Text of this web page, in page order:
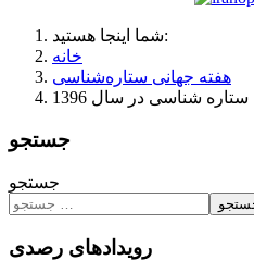
شما اینجا هستید:
خانه
هفته جهانی ستاره‌شناسی
شناسی در سال 1396
جستجو
جستجو
رویدادهای رصدی